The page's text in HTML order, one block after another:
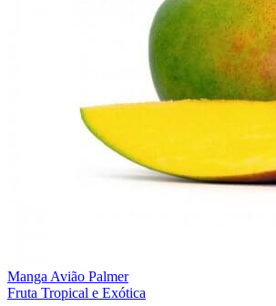
Manga Avião Palmer
Fruta Tropical e Exótica